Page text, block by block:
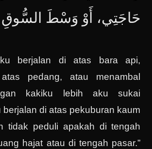
حَاجَتِي، أَوْ وَسْطَ السُّوقِ
berjalan di atas bara api,
pedang, atau menambal
kakiku lebih aku sukai
berjalan di atas pekuburan kaum
tidak peduli apakah di tengah
hajat atau di tengah pasar.”